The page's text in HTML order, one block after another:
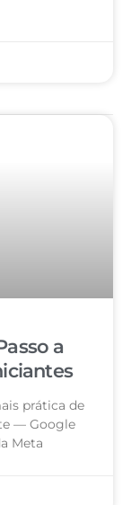
a
prática de
— Google
Meta